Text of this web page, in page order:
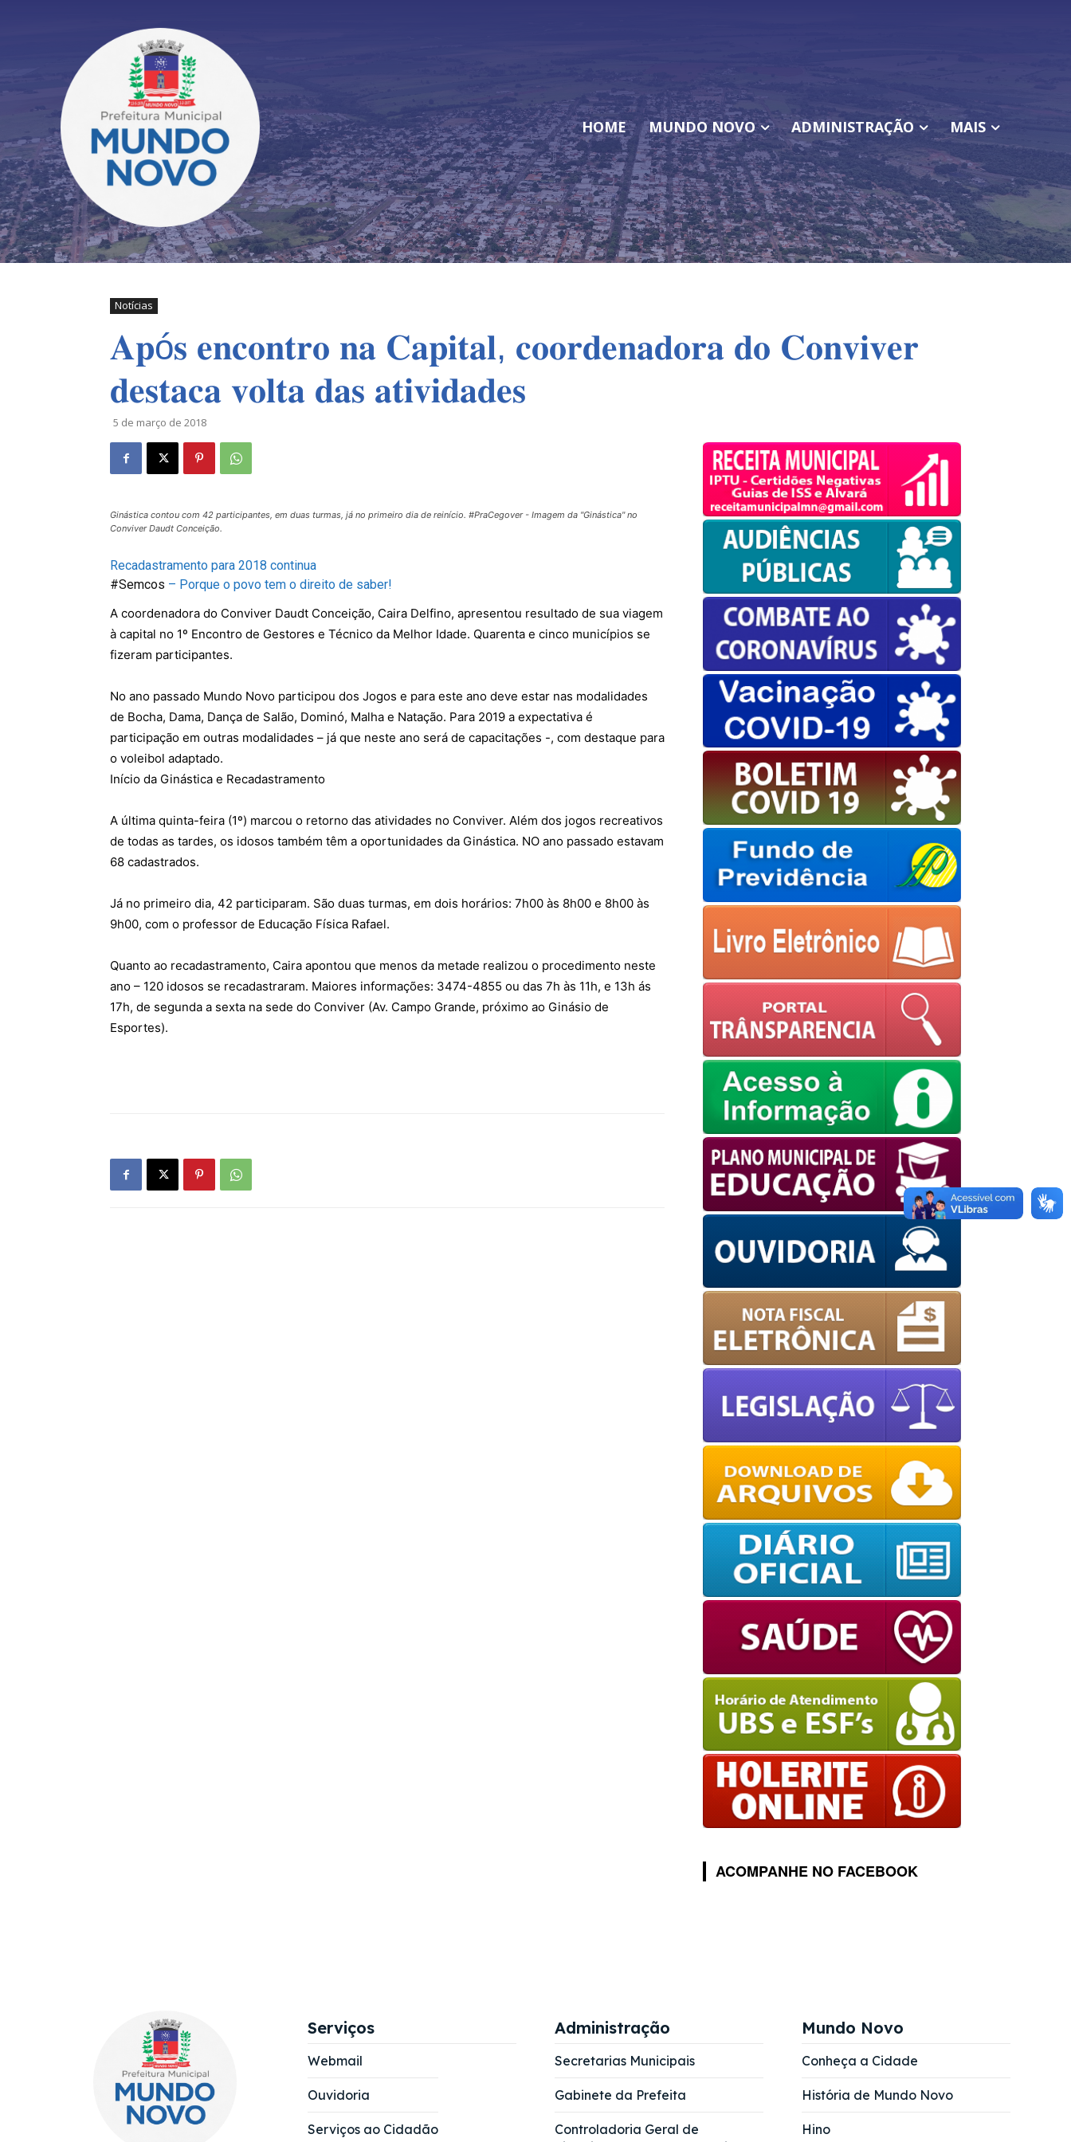
European Commission | Cookies Policy
HOME MUNDO NOVO ADMINISTRAÇÃO MAIS
Notícias
𝐀𝐩ó𝐬 𝐞𝐧𝐜𝐨𝐧𝐭𝐫𝐨 𝐧𝐚 𝐂𝐚𝐩𝐢𝐭𝐚𝐥, 𝐜𝐨𝐨𝐫𝐝𝐞𝐧𝐚𝐝𝐨𝐫𝐚 𝐝𝐨 𝐂𝐨𝐧𝐯𝐢𝐯𝐞𝐫
𝐝𝐞𝐬𝐭𝐚𝐜𝐚 𝐯𝐨𝐥𝐭𝐚 𝐝𝐚𝐬 𝐚𝐭𝐢𝐯𝐢𝐝𝐚𝐝𝐞𝐬
5 de março de 2018
Ginástica contou com 42 participantes, em duas turmas, já no primeiro dia de reinício. #PraCegover - Imagem da "Ginástica" no
Conviver Daudt Conceição.
Recadastramento para 2018 continua
#Semcos – Porque o povo tem o direito de saber!
A coordenadora do Conviver Daudt Conceição, Caira Delfino, apresentou resultado de sua viagem
à capital no 1º Encontro de Gestores e Técnico da Melhor Idade. Quarenta e cinco municípios se
fizeram participantes.
No ano passado Mundo Novo participou dos Jogos e para este ano deve estar nas modalidades
de Bocha, Dama, Dança de Salão, Dominó, Malha e Natação. Para 2019 a expectativa é
participação em outras modalidades – já que neste ano será de capacitações -, com destaque para
o voleibol adaptado.
Início da Ginástica e Recadastramento
A última quinta-feira (1º) marcou o retorno das atividades no Conviver. Além dos jogos recreativos
de todas as tardes, os idosos também têm a oportunidades da Ginástica. NO ano passado estavam
68 cadastrados.
Já no primeiro dia, 42 participaram. São duas turmas, em dois horários: 7h00 às 8h00 e 8h00 às
9h00, com o professor de Educação Física Rafael.
Quanto ao recadastramento, Caira apontou que menos da metade realizou o procedimento neste
ano – 120 idosos se recadastraram. Maiores informações: 3474-4855 ou das 7h às 11h, e 13h ás
17h, de segunda a sexta na sede do Conviver (Av. Campo Grande, próximo ao Ginásio de
Esportes).
ACOMPANHE NO FACEBOOK
Serviços
Webmail
Ouvidoria
Serviços ao Cidadão
Administração
Secretarias Municipais
Gabinete da Prefeita
Controladoria Geral de
Mundo Novo
Conheça a Cidade
História de Mundo Novo
Hino